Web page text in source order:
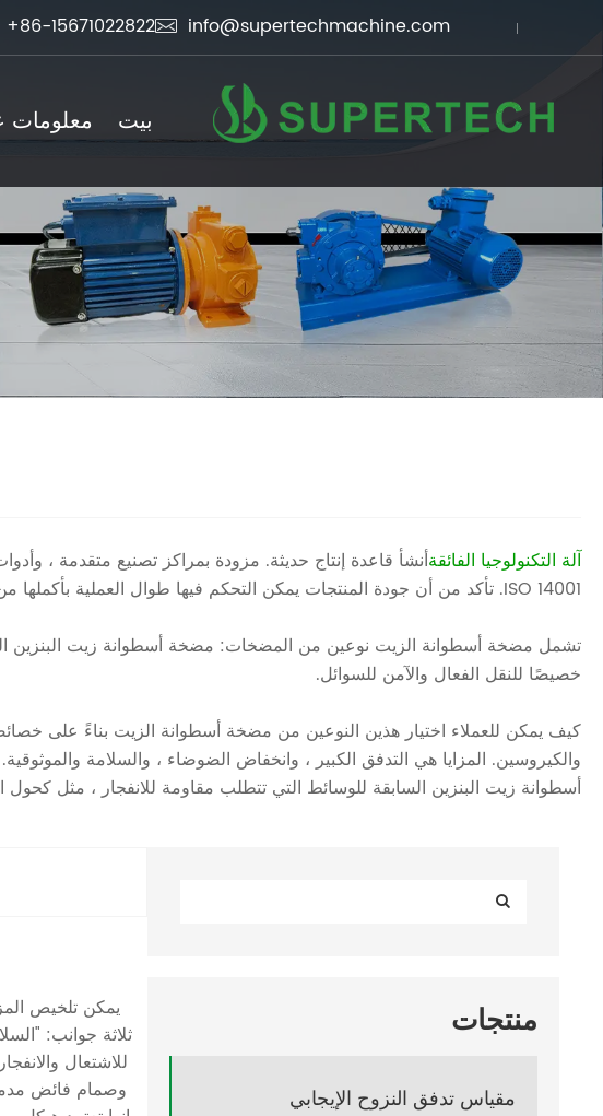
 info@supertechmachine.com
+86-15671022822
بيت معلومات
آلة التكنولوجيا الفائقة
ISO 14001. تأكد من أن جودة المنتجات يمكن التحكم فيها طوال العملية بأكملها من التصميم إلى التسليم. في ظل هذا التحكم الصارم ، تم ضمان جودة المنتج لسلسلة مضخة أسطوانة النفط للشركة.
تشمل مضخة أسطوانة الزيت نوعين من المضخات: مضخة أسطوانة زيت البنزين
خصيصًا للنقل الفعال والآمن للسوائل.
والكيروسين. المزايا هي التدفق الكبير ، وانخفاض الضوضاء ، والسلامة
أسطوانة زيت البنزين السابقة للوسائط التي تتطلب مقاومة للانفجار ، مثل كحول
منتجات
مقياس تدفق النزوح الإيجابي
ثلاثة جوانب:
للاشتعال
وصمام فائض